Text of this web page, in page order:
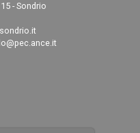
- Sondrio